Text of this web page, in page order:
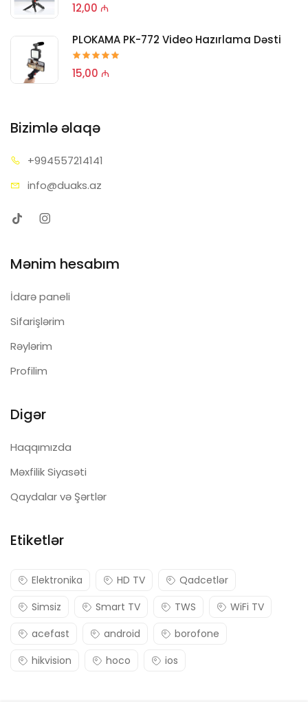
12,00 ₼
PLOKAMA PK-772 Video Hazırlama Dəsti
15,00 ₼
Bizimlə əlaqə
+994557214141
info@duaks.az
Mənim hesabım
İdarə paneli
Sifarişlərim
Rəylərim
Profilim
Digər
Haqqımızda
Məxfilik Siyasəti
Qaydalar və Şərtlər
Etiketlər
Elektronika HD TV
Qadcetlər
Simsiz
Smart TV TWS
WiFi TV
acefast
android
borofone
hikvision
hoco ios